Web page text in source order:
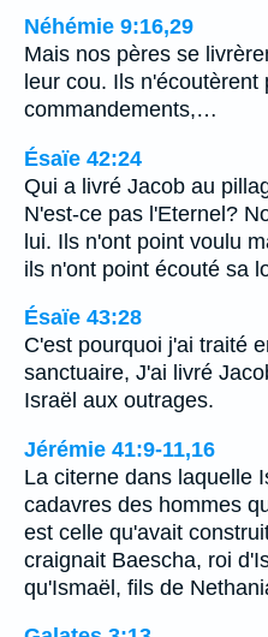
Néhémie 9:16,29
Mais nos pères se
leur cou. Ils n'écoutèrent
commandements,…
Ésaïe 42:24
Qui a livré Jacob au
N'est-ce pas l'Eternel?
lui. Ils n'ont point voulu
ils n'ont point écouté sa
Ésaïe 43:28
C'est pourquoi j'ai traité
sanctuaire, J'ai livré
Israël aux outrages.
Jérémie 41:9-11,16
La citerne dans laquelle
cadavres des hommes
est celle qu'avait
craignait Baescha, roi
qu'Ismaël, fils de